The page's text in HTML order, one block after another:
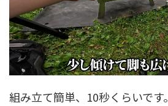
組み立て簡単、10秒くらいです。